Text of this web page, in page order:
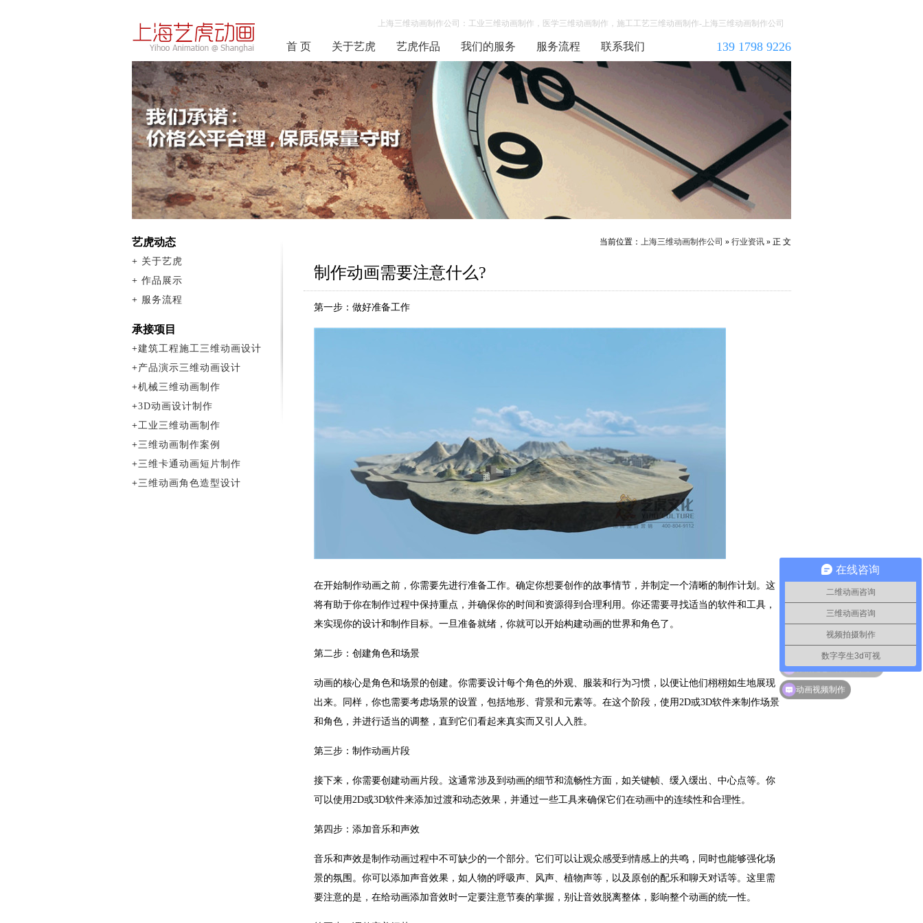
上海三维动画制作公司：工业三维动画制作，医学三维动画制作，施工工艺三维动画制作-上海三维动画制作公司
首 页 关于艺虎 艺虎作品 我们的服务 服务流程 联系我们 139 1798 9226
当前位置： 上海三维动画制作公司 » 行业资讯 » 正 文
制作动画需要注意什么?
第一步：做好准备工作
在开始制作动画之前，你需要先进行准备工作。确定你想要创作的故事情节，并制定一个清晰的制作计划。这
将有助于你在制作过程中保持重点，并确保你的时间和资源得到合理利用。你还需要寻找适当的软件和工具，
来实现你的设计和制作目标。一旦准备就绪，你就可以开始构建动画的世界和角色了。
第二步：创建角色和场景
动画的核心是角色和场景的创建。你需要设计每个角色的外观、服装和行为习惯，以便让他们栩栩如生地展现
出来。同样，你也需要考虑场景的设置，包括地形、背景和元素等。在这个阶段，使用2D或3D软件来制作场景
和角色，并进行适当的调整，直到它们看起来真实而又引人入胜。
第三步：制作动画片段
接下来，你需要创建动画片段。这通常涉及到动画的细节和流畅性方面，如关键帧、缓入缓出、中心点等。你
可以使用2D或3D软件来添加过渡和动态效果，并通过一些工具来确保它们在动画中的连续性和合理性。
第四步：添加音乐和声效
音乐和声效是制作动画过程中不可缺少的一个部分。它们可以让观众感受到情感上的共鸣，同时也能够强化场
景的氛围。你可以添加声音效果，如人物的呼吸声、风声、植物声等，以及原创的配乐和聊天对话等。这里需
要注意的是，在给动画添加音效时一定要注意节奏的掌握，别让音效脱离整体，影响整个动画的统一性。
艺虎动态
+ 关于艺虎
+ 作品展示
+ 服务流程
承接项目
+建筑工程施工三维动画设计
+产品演示三维动画设计
+机械三维动画制作
+3D动画设计制作
+工业三维动画制作
+三维动画制作案例
+三维卡通动画短片制作
+三维动画角色造型设计
在线咨询
二维动画咨询
三维动画咨询
视频拍摄制作
数字孪生3d可视
动画视频制作
你们是怎么收费的呢？